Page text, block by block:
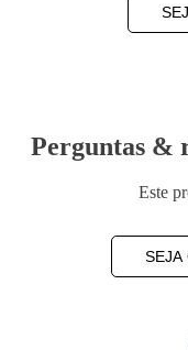
Perguntas &
Este
SEJA